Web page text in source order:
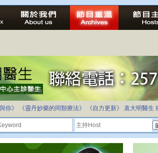
等同公正社會
法化-推動多元化教育，全民學卷制
你》
《靈丹妙藥的同類療法》 《自力更新》 袁大明醫生